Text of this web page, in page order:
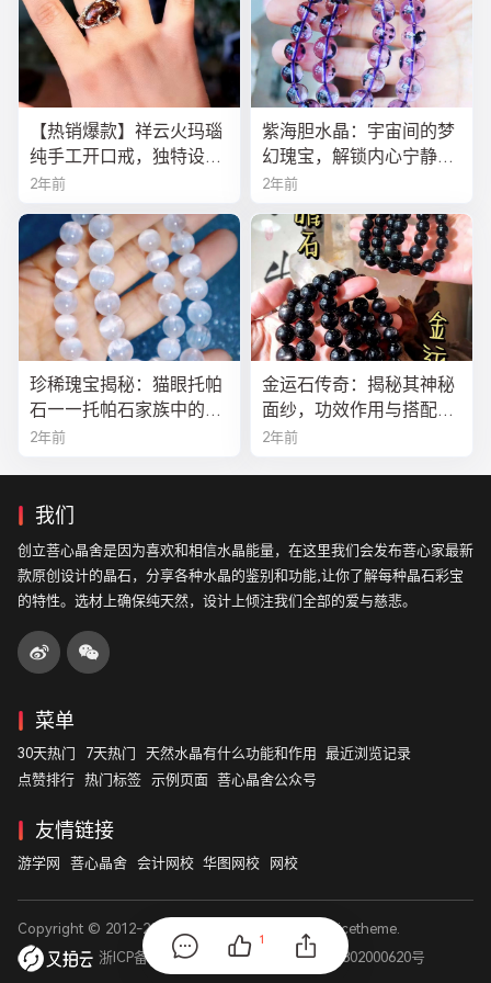
【热销爆款】祥云火玛瑙
纯手工开口戒，独特设计
寓意吉祥，时尚与灵性的
2年前
紫海胆水晶：宇宙间的梦
幻瑰宝，解锁内心宁静与
疗愈之秘
2年前
珍稀瑰宝揭秘：猫眼托帕
石——托帕石家族中的绝
美异类
2年前
金运石传奇：揭秘其神秘
面纱，功效作用与搭配法
全解析
2年前
1
我们
创立菩心晶舍是因为喜欢和相信水晶能量，在这里我们会发布菩心家最新
款原创设计的晶石，分享各种水晶的鉴别和功能,让你了解每种晶石彩宝
的特性。选材上确保纯天然，设计上倾注我们全部的爱与慈悲。
菜单
30天热门 7天热门 天然水晶有什么功能和作用
最近浏览记录
点赞排行 热门标签 示例页面 菩心晶舍公众号
友情链接
游学网 菩心晶舍 会计网校 华图网校 网校
Copyright © 2012-2026 nicetheme.
浙ICP备14003531号
浙公网安备 33011802000620号